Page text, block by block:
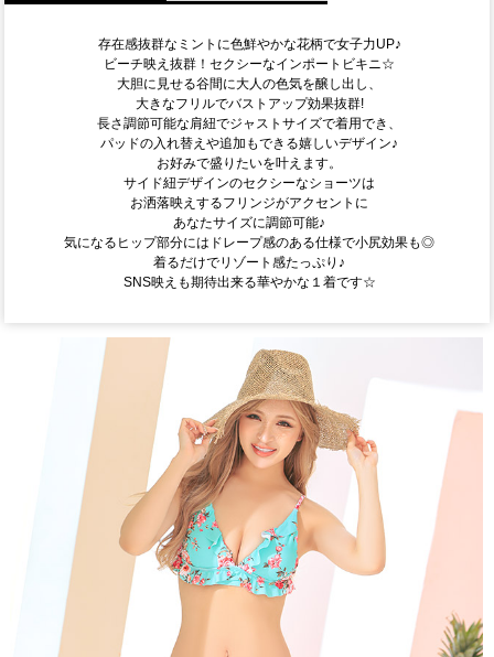
存在感抜群なミントに色鮮やかな花柄で女子力UP♪
ビーチ映え抜群！セクシーなインポートビキニ☆
大胆に見せる谷間に大人の色気を醸し出し、
大きなフリルでバストアップ効果抜群!
長さ調節可能な肩紐でジャストサイズで着用でき、
パッドの入れ替えや追加もできる嬉しいデザイン♪
お好みで盛りたいを叶えます。
サイド紐デザインのセクシーなショーツは
お洒落映えするフリンジがアクセントに
あなたサイズに調節可能♪
気になるヒップ部分にはドレープ感のある仕様で小尻効果も◎
着るだけでリゾート感たっぷり♪
SNS映えも期待出来る華やかな１着です☆